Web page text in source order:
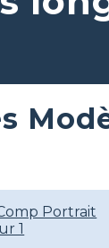
Portrait
1